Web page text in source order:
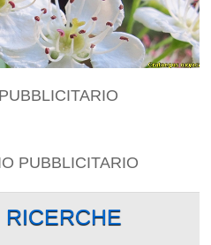
PUBBLICITARIO
RICERCHE